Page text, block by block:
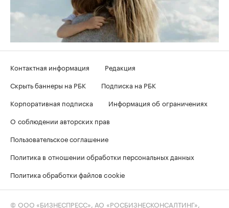
Контактная информация
Редакция
Скрыть баннеры на РБК
Подписка на РБК
Корпоративная подписка
Информация об ограничениях
О соблюдении авторских прав
Пользовательское соглашение
Политика в отношении обработки персональных данных
Политика обработки файлов cookie
© ООО «БИЗНЕСПРЕСС», АО «РОСБИЗНЕСКОНСАЛТИНГ»,